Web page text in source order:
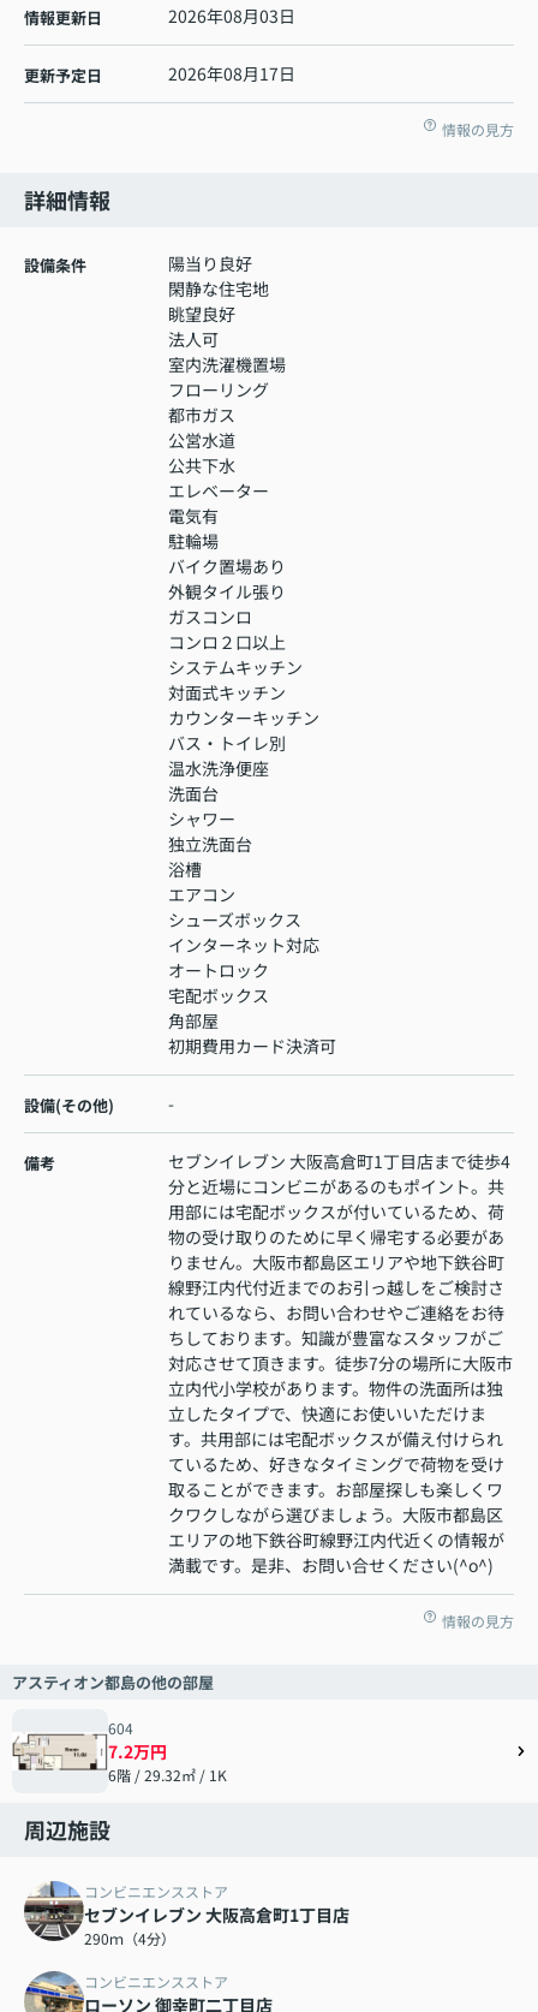
情報更新日 2026年08月03日
更新予定日 2026年08月17日
情報の見方
詳細情報
設備条件
陽当り良好
閑静な住宅地
眺望良好
法人可
室内洗濯機置場
フローリング
都市ガス
公営水道
公共下水
エレベーター
電気有
駐輪場
バイク置場あり
外観タイル張り
ガスコンロ
コンロ２口以上
システムキッチン
対面式キッチン
カウンターキッチン
バス・トイレ別
温水洗浄便座
洗面台
シャワー
独立洗面台
浴槽
エアコン
シューズボックス
インターネット対応
オートロック
宅配ボックス
角部屋
初期費用カード決済可
設備(その他) -
備考
セブンイレブン 大阪高倉町1丁目店まで徒歩4
分と近場にコンビニがあるのもポイント。共
用部には宅配ボックスが付いているため、荷
物の受け取りのために早く帰宅する必要があ
りません。大阪市都島区エリアや地下鉄谷町
線野江内代付近までのお引っ越しをご検討さ
れているなら、お問い合わせやご連絡をお待
ちしております。知識が豊富なスタッフがご
対応させて頂きます。徒歩7分の場所に大阪市
立内代小学校があります。物件の洗面所は独
立したタイプで、快適にお使いいただけま
す。共用部には宅配ボックスが備え付けられ
ているため、好きなタイミングで荷物を受け
取ることができます。お部屋探しも楽しくワ
クワクしながら選びましょう。大阪市都島区
エリアの地下鉄谷町線野江内代近くの情報が
満載です。是非、お問い合せください(^o^)
情報の見方
アスティオン都島の他の部屋
604
7.2万円
6階 / 29.32㎡ / 1K
周辺施設
コンビニエンスストア
セブンイレブン 大阪高倉町1丁目店
290ｍ（4分）
コンビニエンスストア
ローソン 御幸町二丁目店